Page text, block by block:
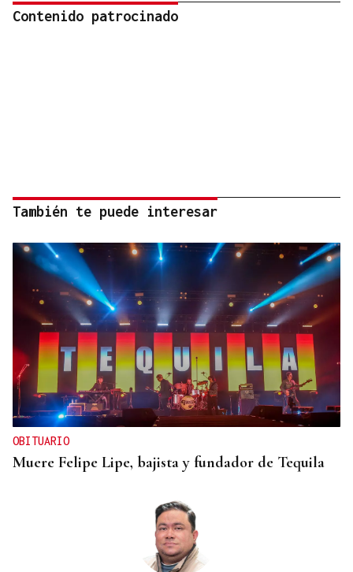
Contenido patrocinado
También te puede interesar
OBITUARIO
Muere Felipe Lipe, bajista y fundador de Tequila